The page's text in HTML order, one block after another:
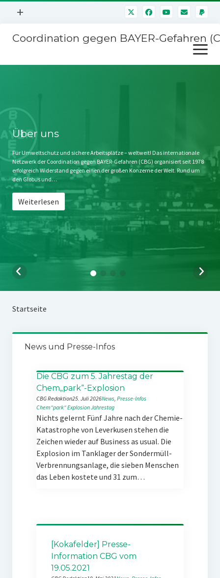
Menü
+
Mitmachen
Kontakt
Impressum
Störfälle
Coordination gegen BAYER-Gefahren
Menü
öffnen
Stichwort BAYER
Jahrestagung
SPENDEN
Über uns
Für Umweltschutz und sichere Arbeitsplätze – weltweit! Das internationale
Netzwerk der Coordination gegen BAYER-Gefahren (CBG) organisiert seit 1978
erfolgreich Widerstand gegen einen der großen Konzerne der Welt. Rund um
den Globus und…
Weiterlesen
Startseite
News und Presse-Infos
Die CBG zum 5. Jahrestag der
Chem„park“-Explosion
CBG Redaktion25. Juli 2026News, Presse-Infos
Chem“park“ExplosionJahrestag
Nichts gelernt Fünf Jahre nach der Chemie-
Katastrophe von Leverkusen stehen die
Zeichen wieder auf Business as usual. Die
Explosion im Tanklager der Sondermüll-
Verbrennungsanlage, die sieben Menschen
das Leben kostete und 31 zum…
[Kokafelder] Presse-
Information CBG vom
19.05.2021